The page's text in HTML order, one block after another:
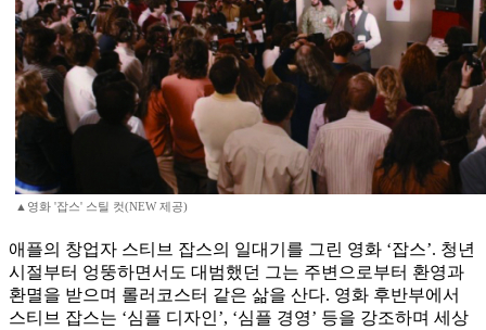
▲영화 '잡스' 스틸 컷(NEW 제공)
애플의 창업자 스티브 잡스의 일대기를 그린 영화 ‘잡스’. 청년
시절부터 엉뚱하면서도 대범했던 그는 주변으로부터 환영과
환멸을 받으며 롤러코스터 같은 삶을 산다. 영화 후반부에서
스티브 잡스는 ‘심플 디자인’, ‘심플 경영’ 등을 강조하며 세상